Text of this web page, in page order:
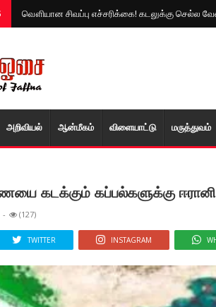
வௌியான சிவப்பு எச்சரிக்கை! கடலுக்கு செல்ல
அறிவியல் ஆன்மீகம் விளையாட்டு மரு‌த்துவ‌ம்
கடக்கும் கப்பல்களுக்கு ஈரானின்
- (127)
TWITTER INSTAGRAM